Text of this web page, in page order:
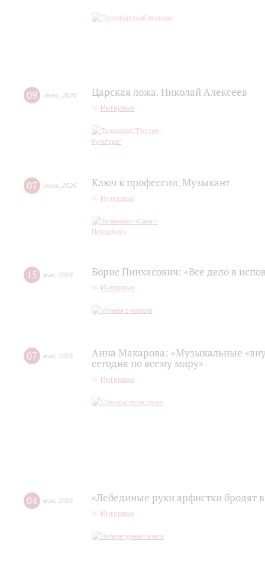
09 июня 2026 Царская ложа. Николай Алексеев
Интервью
07 июня 2026 Ключ к профессии. Музыкант
Интервью
15 мая 2026 Борис Пинхасович: «Все дело в
Интервью
07 мая 2026
Анна Макарова: «Музыкальные
сегодня по всему миру»
Интервью
04 мая 2026 «Лебединые руки арфистки бродят
Интервью